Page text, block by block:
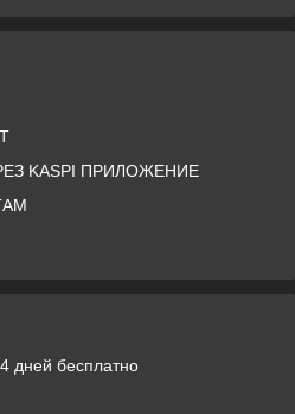
KASPI ПРИЛОЖЕНИЕ
дней бесплатно